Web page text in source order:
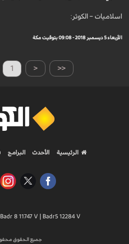
اسلاميات – الكوثر:
الأربعاء 5 ديسمبر 2018 - 09:08 بتوقيت مكة
1 < <<
الرئيسية الأحدث البرامج
8 11747 V | Badr5 12284 V
جميع الحقوق